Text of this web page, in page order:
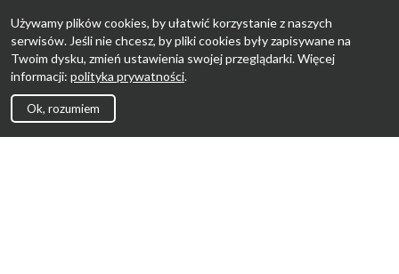
Używamy plików cookies, by ułatwić korzystanie z naszych
serwisów. Jeśli nie chcesz, by pliki cookies były zapisywane na
Twoim dysku, zmień ustawienia swojej przeglądarki. Więcej
informacji: polityka prywatności.
Ok, rozumiem